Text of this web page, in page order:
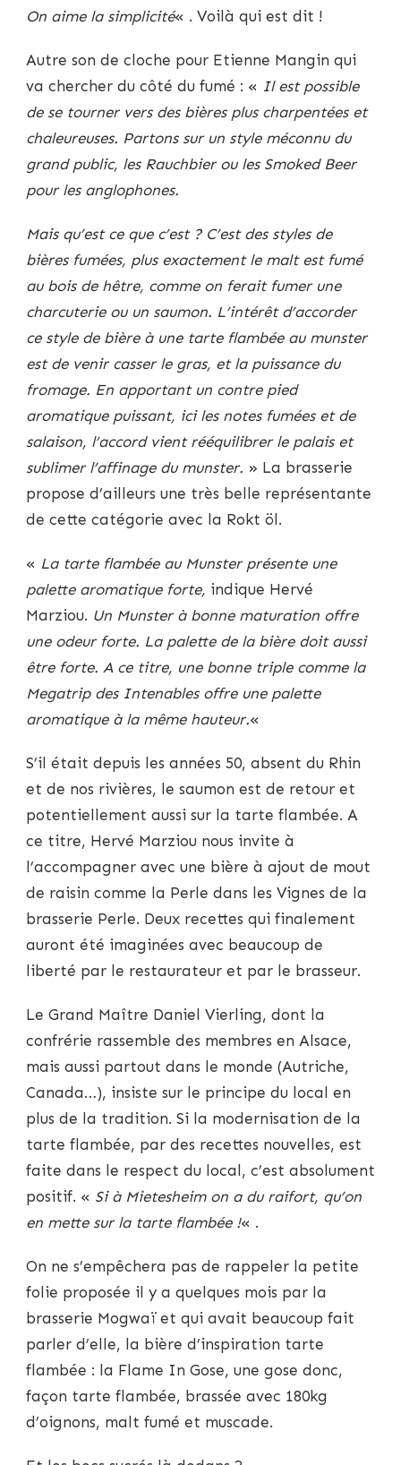
On aime la simplicité« . Voilà qui est dit !
Autre son de cloche pour Etienne Mangin qui
va chercher du côté du fumé : « Il est possible
de se tourner vers des bières plus charpentées et
chaleureuses. Partons sur un style méconnu du
grand public, les Rauchbier ou les Smoked Beer
pour les anglophones.
Mais qu’est ce que c’est ? C’est des styles de
bières fumées, plus exactement le malt est fumé
au bois de hêtre, comme on ferait fumer une
charcuterie ou un saumon. L’intérêt d’accorder
ce style de bière à une tarte flambée au munster
est de venir casser le gras, et la puissance du
fromage. En apportant un contre pied
aromatique puissant, ici les notes fumées et de
salaison, l’accord vient rééquilibrer le palais et
sublimer l’affinage du munster. » La brasserie
propose d’ailleurs une très belle représentante
de cette catégorie avec la Rokt öl.
« La tarte flambée au Munster présente une
palette aromatique forte, indique Hervé
Marziou. Un Munster à bonne maturation offre
une odeur forte. La palette de la bière doit aussi
être forte. A ce titre, une bonne triple comme la
Megatrip des Intenables offre une palette
aromatique à la même hauteur.«
S’il était depuis les années 50, absent du Rhin
et de nos rivières, le saumon est de retour et
potentiellement aussi sur la tarte flambée. A
ce titre, Hervé Marziou nous invite à
l’accompagner avec une bière à ajout de mout
de raisin comme la Perle dans les Vignes de la
brasserie Perle. Deux recettes qui finalement
auront été imaginées avec beaucoup de
liberté par le restaurateur et par le brasseur.
Le Grand Maître Daniel Vierling, dont la
confrérie rassemble des membres en Alsace,
mais aussi partout dans le monde (Autriche,
Canada…), insiste sur le principe du local en
plus de la tradition. Si la modernisation de la
tarte flambée, par des recettes nouvelles, est
faite dans le respect du local, c’est absolument
positif. « Si à Mietesheim on a du raifort, qu’on
en mette sur la tarte flambée !« .
On ne s’empêchera pas de rappeler la petite
folie proposée il y a quelques mois par la
brasserie Mogwaï et qui avait beaucoup fait
parler d’elle, la bière d’inspiration tarte
flambée : la Flame In Gose, une gose donc,
façon tarte flambée, brassée avec 180kg
d’oignons, malt fumé et muscade.